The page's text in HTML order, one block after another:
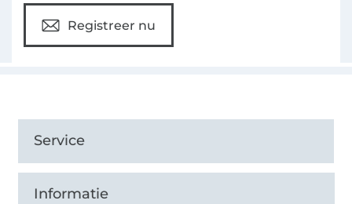
Registreer nu
Service
Informatie